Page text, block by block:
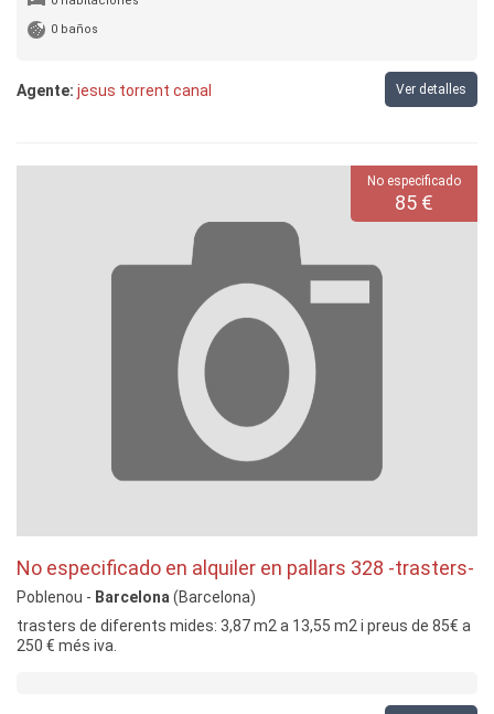
0 baños
Agente: jesus torrent canal Ver detalles
No especificado
85 €
No especificado en alquiler en pallars 328 -trasters-
Poblenou - Barcelona (Barcelona)
trasters de diferents mides: 3,87 m2 a 13,55 m2 i preus de 85€ a
250 € més iva.